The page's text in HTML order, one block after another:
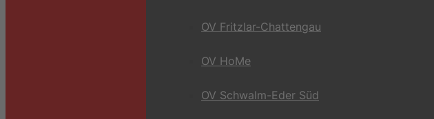
OV Fritzlar-Chattengau
OV HoMe
OV Schwalm-Eder Süd